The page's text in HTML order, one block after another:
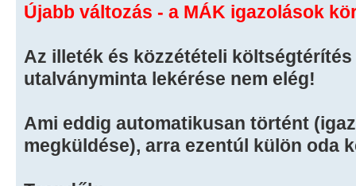
Újabb változás - a MÁK igazolások
Az illeték és közzétételi
utalványminta lekérése nem elég!
Ami eddig automatikusan történt
megküldése), arra ezentúl külön oda